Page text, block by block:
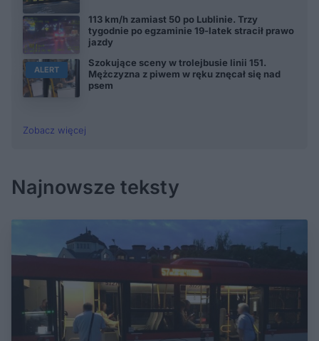
113 km/h zamiast 50 po Lublinie. Trzy
tygodnie po egzaminie 19-latek stracił prawo
jazdy
ALERT
Szokujące sceny w trolejbusie linii 151.
Mężczyzna z piwem w ręku znęcał się nad
psem
Zobacz więcej
Najnowsze teksty